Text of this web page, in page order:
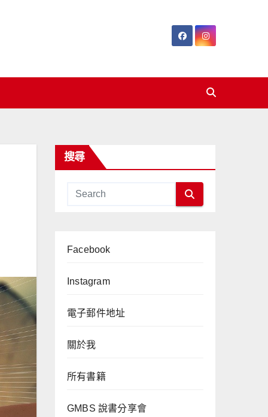
搜尋
Facebook
Instagram
電子郵件地址
關於我
所有書籍
GMBS 說書分享會